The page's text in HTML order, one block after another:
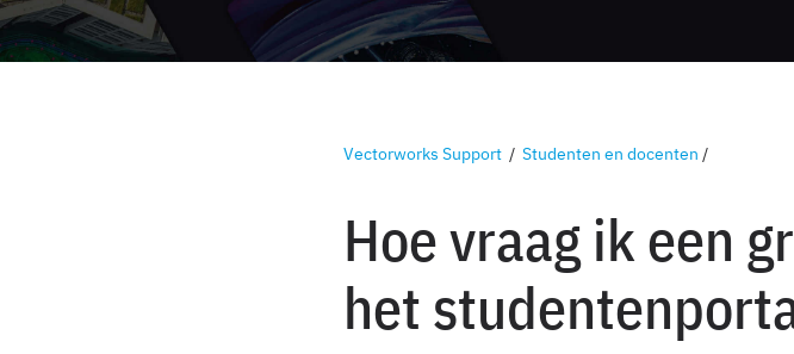
Vectorworks Support / Studenten en docenten /
Hoe vraag ik een
het